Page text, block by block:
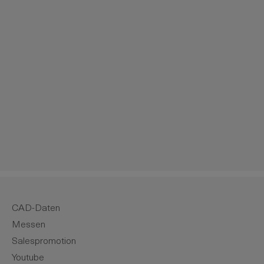
CAD-Daten
Messen
Salespromotion
Youtube